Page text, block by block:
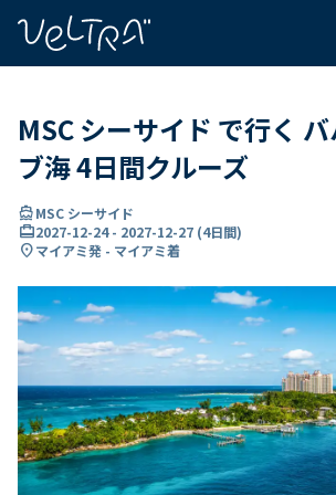
MSC シーサイド で行く
ブ海 4日間クルーズ
directions_boatMSC シーサイド
card_travel2027-12-24- 2027-12-27 (4日間)
location_onマイアミ発 - マイアミ着